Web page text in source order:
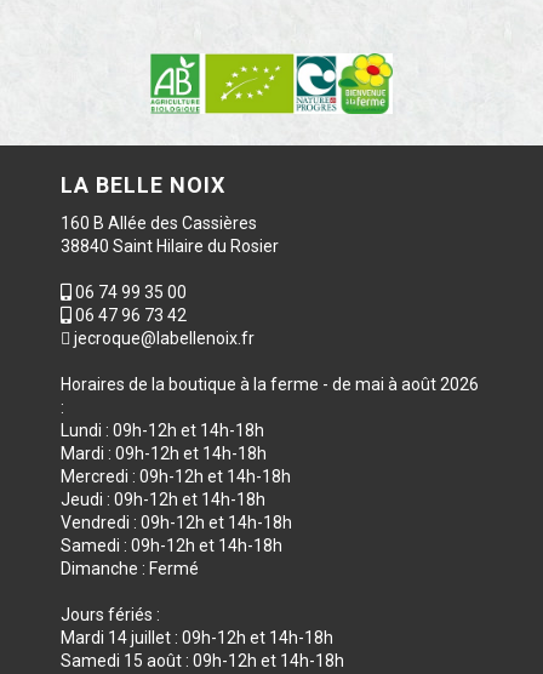
LA BELLE NOIX
160 B Allée des Cassières
38840 Saint Hilaire du Rosier
06 74 99 35 00
06 47 96 73 42
jecroque@labellenoix.fr
Horaires de la boutique à la ferme - de mai à août 2026
:
Lundi : 09h-12h et 14h-18h
Mardi : 09h-12h et 14h-18h
Mercredi : 09h-12h et 14h-18h
Jeudi : 09h-12h et 14h-18h
Vendredi : 09h-12h et 14h-18h
Samedi : 09h-12h et 14h-18h
Dimanche : Fermé
Jours fériés :
Mardi 14 juillet : 09h-12h et 14h-18h
Samedi 15 août : 09h-12h et 14h-18h